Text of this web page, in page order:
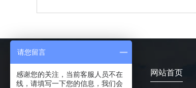
网站首页
请您留言
感谢您的关注，当前客服人员不在
线，请填写一下您的信息，我们会